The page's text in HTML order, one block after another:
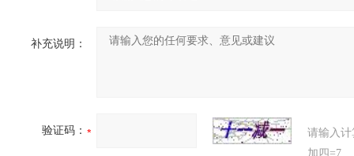
补充说明：
验证码：
请输入
加四=7